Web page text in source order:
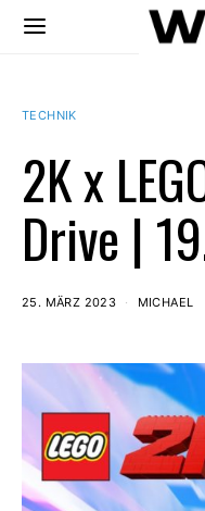
TECHNIK
2K x
Drive |
25. MÄRZ 2023 MICHAEL